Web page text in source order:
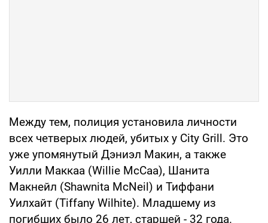
Между тем, полиция установила личности
всех четверых людей, убитых у City Grill. Это
уже упомянутый Дэниэл Макин, а также
Уилли Маккаа (Willie McCaa), Шанита
Макнейл (Shawnita McNeil) и Тиффани
Уилхайт (Tiffany Wilhite). Младшему из
погибших было 26 лет, старшей - 32 года.